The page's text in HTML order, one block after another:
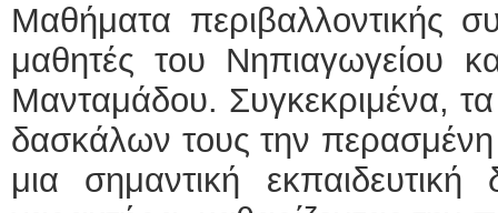
Μαθήματα περιβαλλοντικής
μαθητές του Νηπιαγωγείου
Μανταμάδου. Συγκεκριμένα,
δασκάλων τους την
μια σημαντική